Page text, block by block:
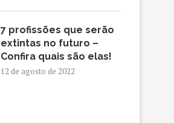
7 profissões que serão
extintas no futuro –
Confira quais são elas!
12 de agosto de 2022